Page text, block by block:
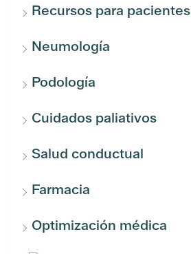
Recursos para pacientes
Neumología
Podología
Cuidados paliativos
Salud conductual
Farmacia
Optimización médica